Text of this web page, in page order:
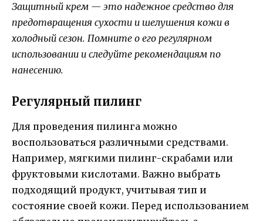
Защитный крем — это надежное средство для
предотвращения сухости и шелушения кожи в
холодный сезон. Помните о его регулярном
использовании и следуйте рекомендациям по
нанесению.
Регулярный пилинг
Для проведения пилинга можно
воспользоваться различными средствами.
Например, мягкими пилинг-скрабами или
фруктовыми кислотами. Важно выбрать
подходящий продукт, учитывая тип и
состояние своей кожи. Перед использованием